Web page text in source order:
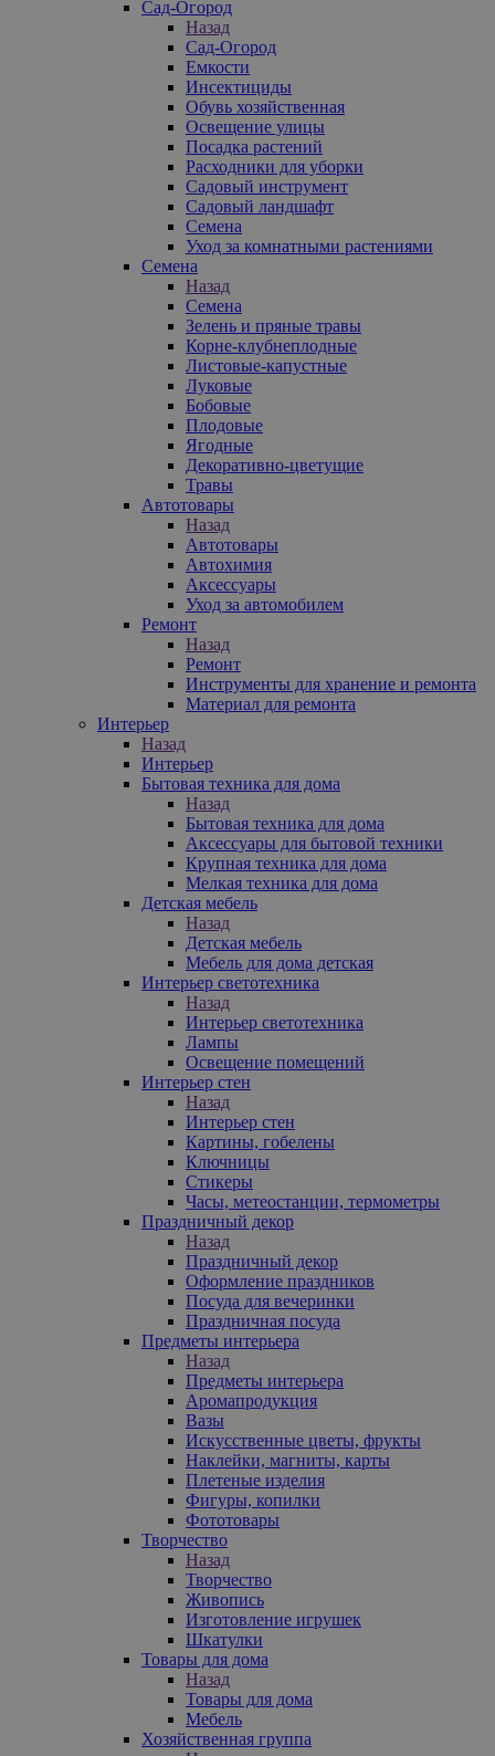
Сад-Огород
Назад
Сад-Огород
Емкости
Инсектициды
Обувь хозяйственная
Освещение улицы
Посадка растений
Расходники для уборки
Садовый инструмент
Садовый ландшафт
Семена
Уход за комнатными растениями
Семена
Назад
Семена
Зелень и пряные травы
Корне-клубнеплодные
Листовые-капустные
Луковые
Бобовые
Плодовые
Ягодные
Декоративно-цветущие
Травы
Автотовары
Назад
Автотовары
Автохимия
Аксессуары
Уход за автомобилем
Ремонт
Назад
Ремонт
Инструменты для хранение и ремонта
Материал для ремонта
Интерьер
Назад
Интерьер
Бытовая техника для дома
Назад
Бытовая техника для дома
Аксессуары для бытовой техники
Крупная техника для дома
Мелкая техника для дома
Детская мебель
Назад
Детская мебель
Мебель для дома детская
Интерьер светотехника
Назад
Интерьер светотехника
Лампы
Освещение помещений
Интерьер стен
Назад
Интерьер стен
Картины, гобелены
Ключницы
Стикеры
Часы, метеостанции, термометры
Праздничный декор
Назад
Праздничный декор
Оформление праздников
Посуда для вечеринки
Праздничная посуда
Предметы интерьера
Назад
Предметы интерьера
Аромапродукция
Вазы
Искусственные цветы, фрукты
Наклейки, магниты, карты
Плетеные изделия
Фигуры, копилки
Фототовары
Творчество
Назад
Творчество
Живопись
Изготовление игрушек
Шкатулки
Товары для дома
Назад
Товары для дома
Мебель
Хозяйственная группа